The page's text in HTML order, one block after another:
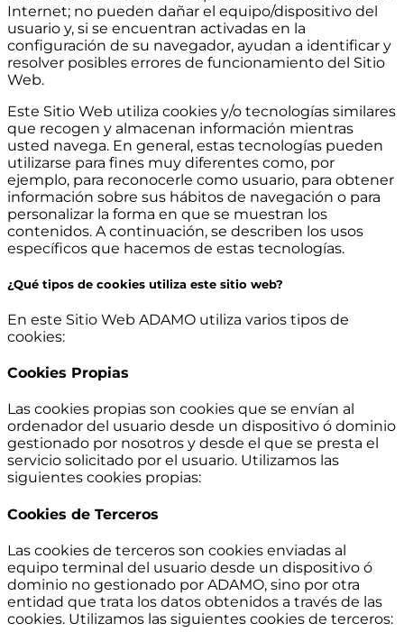
Internet; no pueden dañar el equipo/dispositivo del
usuario y, si se encuentran activadas en la
configuración de su navegador, ayudan a identificar y
resolver posibles errores de funcionamiento del Sitio
Web.
Este Sitio Web utiliza cookies y/o tecnologías similares
que recogen y almacenan información mientras
usted navega. En general, estas tecnologías pueden
utilizarse para fines muy diferentes como, por
ejemplo, para reconocerle como usuario, para obtener
información sobre sus hábitos de navegación o para
personalizar la forma en que se muestran los
contenidos. A continuación, se describen los usos
específicos que hacemos de estas tecnologías.
¿Qué tipos de cookies utiliza este sitio web?
En este Sitio Web ADAMO utiliza varios tipos de
cookies:
Cookies Propias
Las cookies propias son cookies que se envían al
ordenador del usuario desde un dispositivo ó dominio
gestionado por nosotros y desde el que se presta el
servicio solicitado por el usuario. Utilizamos las
siguientes cookies propias:
Cookies de Terceros
Las cookies de terceros son cookies enviadas al
equipo terminal del usuario desde un dispositivo ó
dominio no gestionado por ADAMO, sino por otra
entidad que trata los datos obtenidos a través de las
cookies. Utilizamos las siguientes cookies de terceros: